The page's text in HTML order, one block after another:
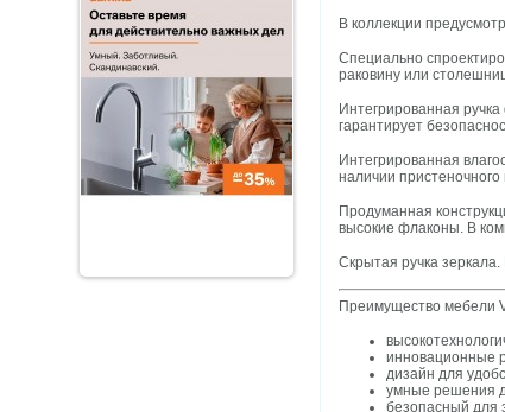
В коллекции
Специально
раковину или
Интегрированная
гарантирует
Интегрированная
наличии пристеночного
Продуманная
высокие флаконы. В
Скрытая ручка
Преимущество мебели
инновационные
дизайн для
умные решения
безопасный для